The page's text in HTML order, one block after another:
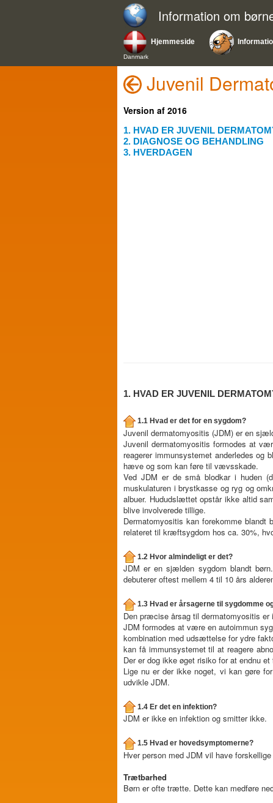
Information om
Hjemmeside
Danmark
Juvenil
Version af 2016
1. HVAD ER JUVENIL
2. DIAGNOSE OG BEHANDLING
3. HVERDAGEN
1. HVAD ER JUVENIL
1.1 Hvad er det for en sygdom?
Juvenil dermatomyositis (JDM) er en
Juvenil dermatomyositis formodes at
reagerer immunsystemet anderledes
hæve og som kan føre til vævsskade.
Ved JDM er de små blodkar i huden
muskulaturen i brystkasse og ryg og
albuer. Hududslættet opstår ikke altid
blive involverede tillige.
Dermatomyositis kan forekomme
relateret til kræftsygdom hos ca. 30%,
1.2 Hvor almindeligt er det?
JDM er en sjælden sygdom blandt
debuterer oftest mellem 4 til 10 års
1.3 Hvad er årsagerne til sygdomme
Den præcise årsag til dermatomyositis er
JDM formodes at være en autoimmun
kombination med udsættelse for ydre
kan få immunsystemet til at reagere
Der er dog ikke øget risiko for at endnu
Lige nu er der ikke noget, vi kan gøre
udvikle JDM.
1.4 Er det en infektion?
JDM er ikke en infektion og smitter ikke.
1.5 Hvad er hovedsymptomerne?
Hver person med JDM vil have
Trætbarhed
Børn er ofte trætte. Dette kan medføre